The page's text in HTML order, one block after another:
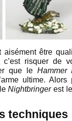
aisément être
c’est risquer de
que le Hammer
ultime.
leNightbringerest
techniques